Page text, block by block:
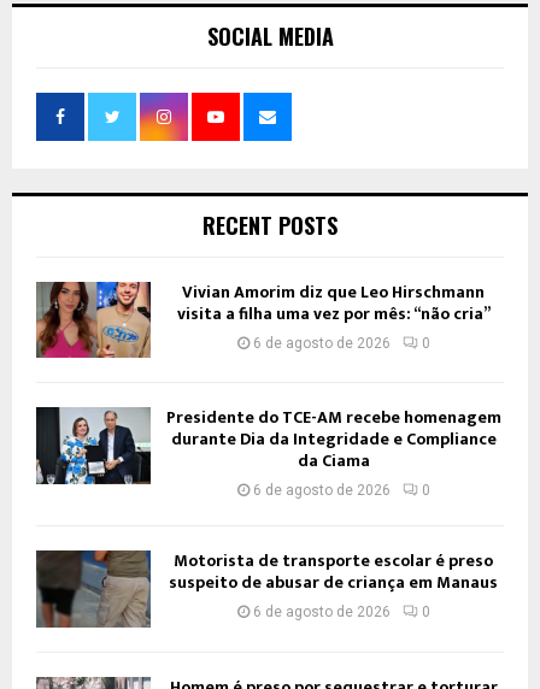
SOCIAL MEDIA
RECENT POSTS
Vivian Amorim diz que Leo Hirschmann
visita a filha uma vez por mês: “não cria”
6 de agosto de 2026 0
Presidente do TCE-AM recebe homenagem
durante Dia da Integridade e Compliance
da Ciama
6 de agosto de 2026 0
Motorista de transporte escolar é preso
suspeito de abusar de criança em Manaus
6 de agosto de 2026 0